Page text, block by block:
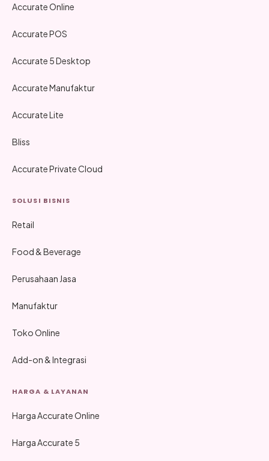
Accurate Online
Accurate POS
Accurate 5 Desktop
Accurate Manufaktur
Accurate Lite
Bliss
Accurate Private Cloud
SOLUSI BISNIS
Retail
Food & Beverage
Perusahaan Jasa
Manufaktur
Toko Online
Add-on & Integrasi
HARGA & LAYANAN
Harga Accurate Online
Harga Accurate 5